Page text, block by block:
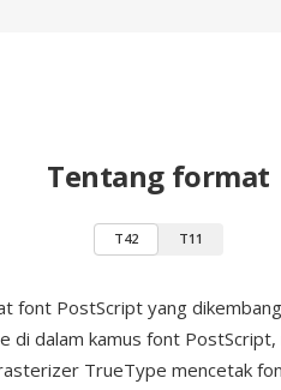
Tentang format
T42 T11
font PostScript yang
di dalam kamus font
TrueType mencetak